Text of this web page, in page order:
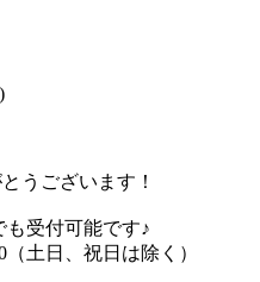
うございます！
も受付可能です♪
土日、祝日は除く）